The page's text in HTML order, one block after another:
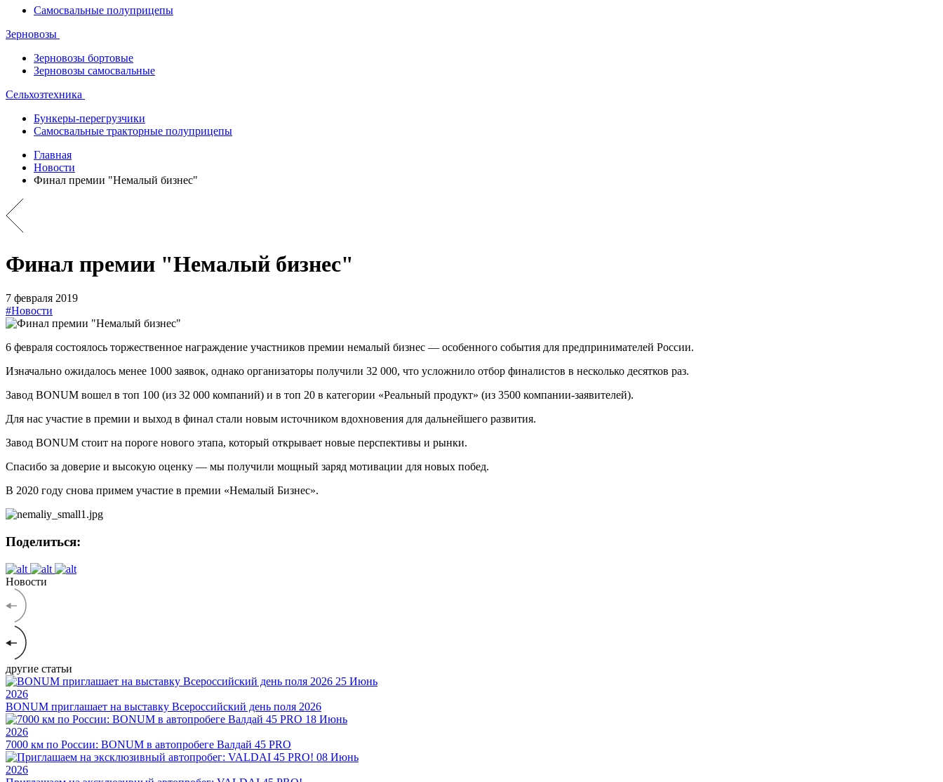
Самосвальные полуприцепы
Зерновозы
Зерновозы бортовые
Зерновозы самосвальные
Сельхозтехника
Бункеры-перегрузчики
Самосвальные тракторные полуприцепы
Главная
Новости
Финал премии "Немалый бизнес"
Финал премии "Немалый бизнес"
7 февраля 2019
#Новости
6 февраля состоялось торжественное награждение участников премии немалый бизнес — особенного события для предпринимателей России.
Изначально ожидалось менее 1000 заявок, однако организаторы получили 32 000, что усложнило отбор финалистов в несколько десятков раз.
Завод BONUM вошел в топ 100 (из 32 000 компаний) и в топ 20 в категории «Реальный продукт» (из 3500 компании-заявителей).
Для нас участие в премии и выход в финал стали новым источником вдохновения для дальнейшего развития.
Завод BONUM стоит на пороге нового этапа, который открывает новые перспективы и рынки.
Спасибо за доверие и высокую оценку — мы получили мощный заряд мотивации для новых побед.
В 2020 году снова примем участие в премии «Немалый Бизнес».
Поделиться:
Новости
другие статьи
25 Июнь
2026
BONUM приглашает на выставку Всероссийский день поля 2026
18 Июнь
2026
7000 км по России: BONUM в автопробеге Валдай 45 PRO
08 Июнь
2026